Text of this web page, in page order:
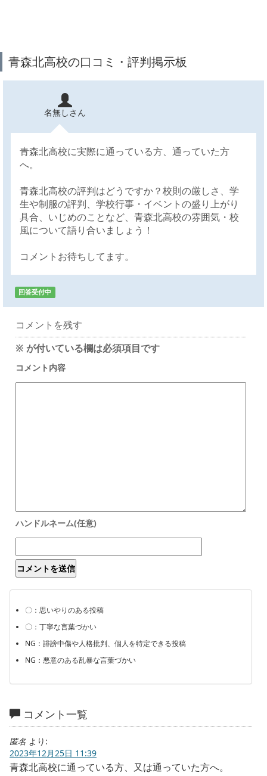
青森北高校の口コミ・評判掲示板
名無しさん
青森北高校に実際に通っている方、通っていた方
へ。
青森北高校の評判はどうですか？校則の厳しさ、学
生や制服の評判、学校行事・イベントの盛り上がり
具合、いじめのことなど、青森北高校の雰囲気・校
風について語り合いましょう！
コメントお待ちしてます。
回答受付中
コメントを残す
※ が付いている欄は必須項目です
〇：思いやりのある投稿
〇：丁寧な言葉づかい
NG：誹謗中傷や人格批判、個人を特定できる投稿
NG：悪意のある乱暴な言葉づかい
コメント一覧
匿名 より:
2023年12月25日 11:39
青森北高校に通っている方、又は通っていた方へ。